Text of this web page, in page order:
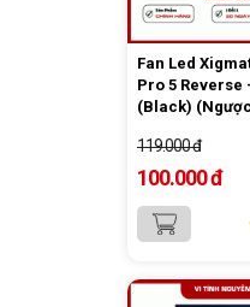
Fan Led
Pro 5 Reverse
(Black)
119.000 đ
100.000 đ